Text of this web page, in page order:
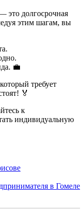
это долгосрочная
этим шагам, вы
💼
требует
🏅
к
индивидуальную
в Гомеле